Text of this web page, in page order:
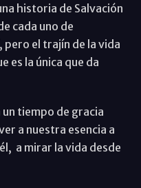
historia de Salvación
cada uno de
pero el trajín de la vida
es la única que da
tiempo de gracia
a nuestra esencia a
a mirar la vida desde